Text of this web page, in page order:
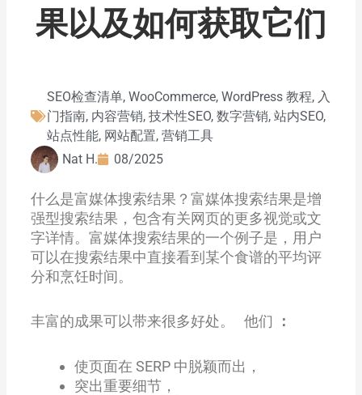
果以及如何获取它们
SEO检查清单, WooCommerce, WordPress 教程, 入
门指南, 内容营销, 技术性SEO, 数字营销, 站内SEO,
站点性能, 网站配置, 营销工具
Nat H.
08/2025
什么是富媒体搜索结果？富媒体搜索结果是增
强型搜索结果，包含有关网页的更多视觉或文
字详情。富媒体搜索结果的一个例子是，用户
可以在搜索结果中直接看到某个食谱的平均评
分和烹饪时间。
丰富的成果可以带来很多好处。 他们 ：
使页面在 SERP 中脱颖而出，
突出重要细节，